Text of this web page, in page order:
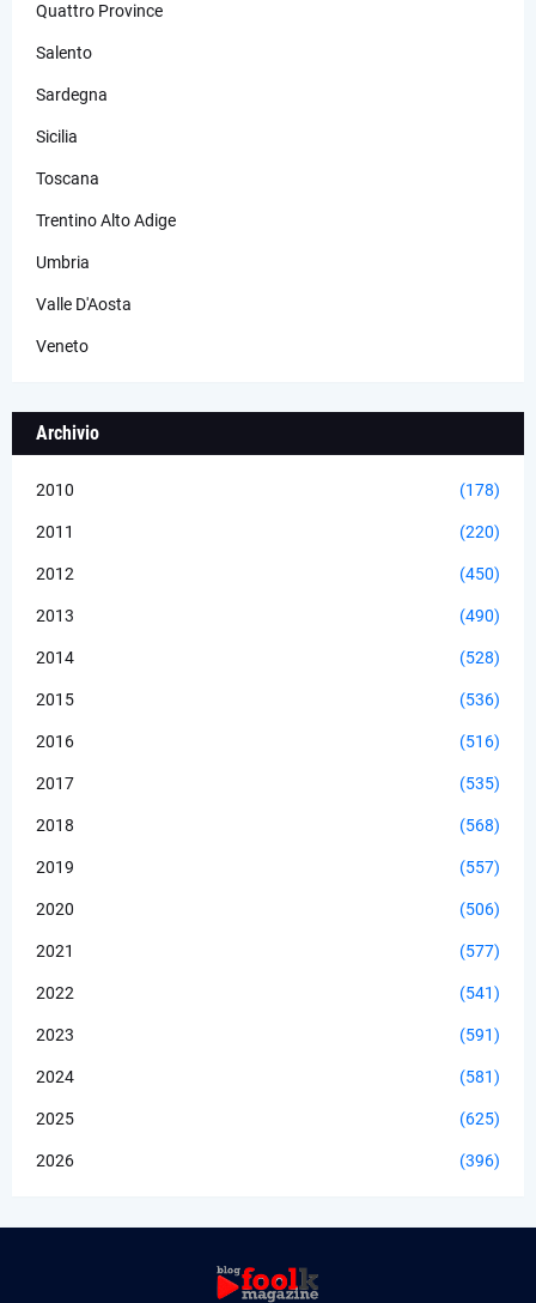
Quattro Province
Salento
Sardegna
Sicilia
Toscana
Trentino Alto Adige
Umbria
Valle D'Aosta
Veneto
Archivio
2010 (178)
2011 (220)
2012 (450)
2013 (490)
2014 (528)
2015 (536)
2016 (516)
2017 (535)
2018 (568)
2019 (557)
2020 (506)
2021 (577)
2022 (541)
2023 (591)
2024 (581)
2025 (625)
2026 (396)